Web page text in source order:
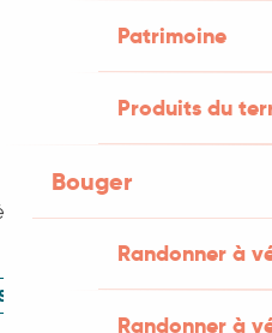
Patrimoine
Produits du
Bouger
Randonner à
Randonner à
PRESTATIONS